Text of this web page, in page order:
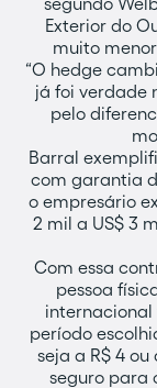
Exterior do
muito
“O hedge
já foi verdade
pelo
Barral
com garantia
o empresário
2 mil a US$ 3
Com essa
pessoa
período
seja a R$ 4 ou
seguro para